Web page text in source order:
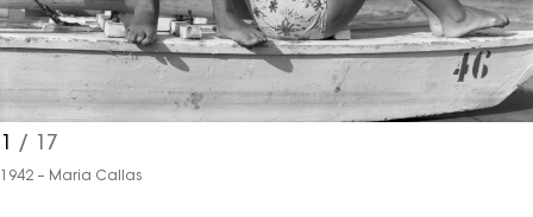
1 / 17
1942 – Maria Callas